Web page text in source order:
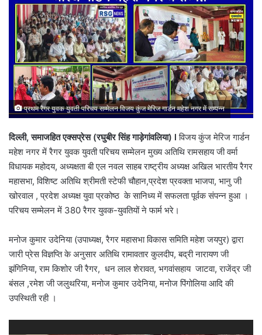
प्रथम रैगर युवक युवती परिचय सम्मेलन विजय कुंज मेरिज गार्डन महेश नगर में सम्पन्न
दिल्ली, समाजहित एक्सप्रेस (रघुबीर सिंह गाड़ेगांवलिया) l विजय कुंज मेरिज गार्डन
महेश नगर में रैगर युवक युवती परिचय सम्मेलन मुख्य अतिथि रामसहाय जी वर्मा
विधायक महोदय, अध्यक्षता बी एल नवल साहब राष्ट्रीय अध्यक्ष अखिल भारतीय रैगर
महासभा, विशिष्ट अतिथि श्रीमती स्टेफी चौहान,प्रदेश प्रवक्ता भाजपा, भानु जी
खोरवाल , प्रदेश अध्यक्ष युवा प्रकोष्ठ के सानिध्य में सफलता पूर्वक संपन्न हुआ ।
परिचय सम्मेलन में 380 रैगर युवक-युवतियों ने फार्म भरे।
मनोज कुमार उदेनिया (उपाध्यक्ष, रैगर महासभा विकास समिति महेश जयपुर) द्वारा
जारी प्रेस विज्ञप्ति के अनुसार अतिथि रामावतार कुलदीप, बद्री नारायण जी
झंगिनिया, राम किशोर जी रैगर, धन लाल शेरावत, भगवांसहाय जाटवा, राजेंद्र जी
बंसल ,रमेश जी जलुथरिया, मनोज कुमार उदेनिया, मनोज पिंगोलिया आदि की
उपस्थिती रही ।